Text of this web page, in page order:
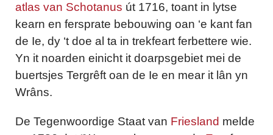
atlas van Schotanus út 1716, toant in lytse
kearn en fersprate bebouwing oan ‘e kant fan
de Ie, dy ‘t doe al ta in trekfeart ferbettere wie.
Yn it noarden einicht it doarpsgebiet mei de
buertsjes Tergrêft oan de Ie en mear it lân yn
Wrâns.
De Tegenwoordige Staat van Friesland melde